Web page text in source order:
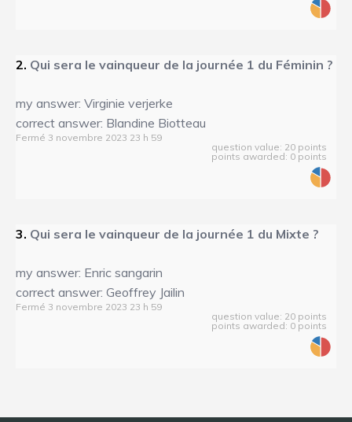
2. Qui sera le vainqueur de la journée 1 du Féminin ?
my answer: Virginie verjerke
correct answer: Blandine Biotteau
Fermé 3 novembre 2023 23 h 59
question value: 20 points
points awarded: 0 points
3. Qui sera le vainqueur de la journée 1 du Mixte ?
my answer: Enric sangarin
correct answer: Geoffrey Jailin
Fermé 3 novembre 2023 23 h 59
question value: 20 points
points awarded: 0 points